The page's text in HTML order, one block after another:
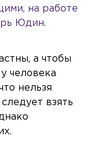
на работе
Юдин.
а чтобы
человека
нельзя
взять